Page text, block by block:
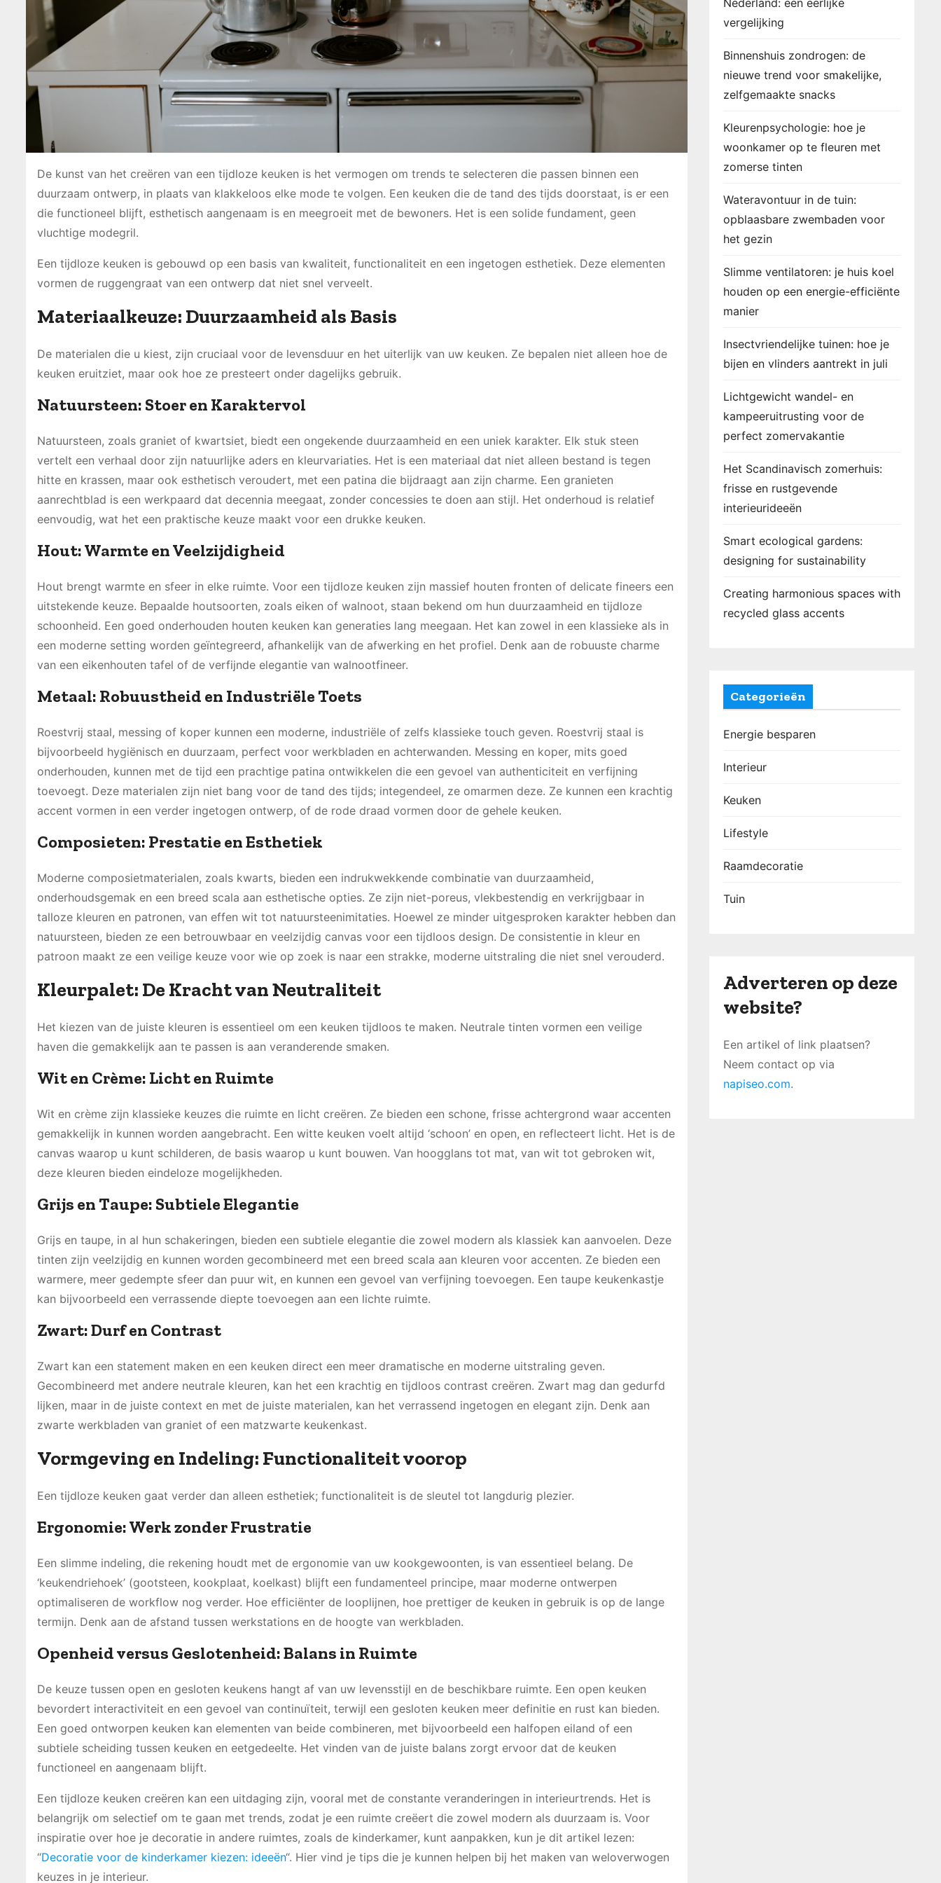
De kunst van het creëren van een tijdloze keuken is het vermogen om trends te selecteren die passen binnen een
duurzaam ontwerp, in plaats van klakkeloos elke mode te volgen. Een keuken die de tand des tijds doorstaat, is er een
die functioneel blijft, esthetisch aangenaam is en meegroeit met de bewoners. Het is een solide fundament, geen
vluchtige modegril.
Een tijdloze keuken is gebouwd op een basis van kwaliteit, functionaliteit en een ingetogen esthetiek. Deze elementen
vormen de ruggengraat van een ontwerp dat niet snel verveelt.
Materiaalkeuze: Duurzaamheid als Basis
De materialen die u kiest, zijn cruciaal voor de levensduur en het uiterlijk van uw keuken. Ze bepalen niet alleen hoe de
keuken eruitziet, maar ook hoe ze presteert onder dagelijks gebruik.
Natuursteen: Stoer en Karaktervol
Natuursteen, zoals graniet of kwartsiet, biedt een ongekende duurzaamheid en een uniek karakter. Elk stuk steen
vertelt een verhaal door zijn natuurlijke aders en kleurvariaties. Het is een materiaal dat niet alleen bestand is tegen
hitte en krassen, maar ook esthetisch veroudert, met een patina die bijdraagt aan zijn charme. Een granieten
aanrechtblad is een werkpaard dat decennia meegaat, zonder concessies te doen aan stijl. Het onderhoud is relatief
eenvoudig, wat het een praktische keuze maakt voor een drukke keuken.
Hout: Warmte en Veelzijdigheid
Hout brengt warmte en sfeer in elke ruimte. Voor een tijdloze keuken zijn massief houten fronten of delicate fineers een
uitstekende keuze. Bepaalde houtsoorten, zoals eiken of walnoot, staan bekend om hun duurzaamheid en tijdloze
schoonheid. Een goed onderhouden houten keuken kan generaties lang meegaan. Het kan zowel in een klassieke als in
een moderne setting worden geïntegreerd, afhankelijk van de afwerking en het profiel. Denk aan de robuuste charme
van een eikenhouten tafel of de verfijnde elegantie van walnootfineer.
Metaal: Robuustheid en Industriële Toets
Roestvrij staal, messing of koper kunnen een moderne, industriële of zelfs klassieke touch geven. Roestvrij staal is
bijvoorbeeld hygiënisch en duurzaam, perfect voor werkbladen en achterwanden. Messing en koper, mits goed
onderhouden, kunnen met de tijd een prachtige patina ontwikkelen die een gevoel van authenticiteit en verfijning
toevoegt. Deze materialen zijn niet bang voor de tand des tijds; integendeel, ze omarmen deze. Ze kunnen een krachtig
accent vormen in een verder ingetogen ontwerp, of de rode draad vormen door de gehele keuken.
Composieten: Prestatie en Esthetiek
Moderne composietmaterialen, zoals kwarts, bieden een indrukwekkende combinatie van duurzaamheid,
onderhoudsgemak en een breed scala aan esthetische opties. Ze zijn niet-poreus, vlekbestendig en verkrijgbaar in
talloze kleuren en patronen, van effen wit tot natuursteenimitaties. Hoewel ze minder uitgesproken karakter hebben dan
natuursteen, bieden ze een betrouwbaar en veelzijdig canvas voor een tijdloos design. De consistentie in kleur en
patroon maakt ze een veilige keuze voor wie op zoek is naar een strakke, moderne uitstraling die niet snel verouderd.
Kleurpalet: De Kracht van Neutraliteit
Het kiezen van de juiste kleuren is essentieel om een keuken tijdloos te maken. Neutrale tinten vormen een veilige
haven die gemakkelijk aan te passen is aan veranderende smaken.
Wit en Crème: Licht en Ruimte
Wit en crème zijn klassieke keuzes die ruimte en licht creëren. Ze bieden een schone, frisse achtergrond waar accenten
gemakkelijk in kunnen worden aangebracht. Een witte keuken voelt altijd ‘schoon’ en open, en reflecteert licht. Het is de
canvas waarop u kunt schilderen, de basis waarop u kunt bouwen. Van hoogglans tot mat, van wit tot gebroken wit,
deze kleuren bieden eindeloze mogelijkheden.
Grijs en Taupe: Subtiele Elegantie
Grijs en taupe, in al hun schakeringen, bieden een subtiele elegantie die zowel modern als klassiek kan aanvoelen. Deze
tinten zijn veelzijdig en kunnen worden gecombineerd met een breed scala aan kleuren voor accenten. Ze bieden een
warmere, meer gedempte sfeer dan puur wit, en kunnen een gevoel van verfijning toevoegen. Een taupe keukenkastje
kan bijvoorbeeld een verrassende diepte toevoegen aan een lichte ruimte.
Zwart: Durf en Contrast
Zwart kan een statement maken en een keuken direct een meer dramatische en moderne uitstraling geven.
Gecombineerd met andere neutrale kleuren, kan het een krachtig en tijdloos contrast creëren. Zwart mag dan gedurfd
lijken, maar in de juiste context en met de juiste materialen, kan het verrassend ingetogen en elegant zijn. Denk aan
zwarte werkbladen van graniet of een matzwarte keukenkast.
Vormgeving en Indeling: Functionaliteit voorop
Een tijdloze keuken gaat verder dan alleen esthetiek; functionaliteit is de sleutel tot langdurig plezier.
Ergonomie: Werk zonder Frustratie
Een slimme indeling, die rekening houdt met de ergonomie van uw kookgewoonten, is van essentieel belang. De
‘keukendriehoek’ (gootsteen, kookplaat, koelkast) blijft een fundamenteel principe, maar moderne ontwerpen
optimaliseren de workflow nog verder. Hoe efficiënter de looplijnen, hoe prettiger de keuken in gebruik is op de lange
termijn. Denk aan de afstand tussen werkstations en de hoogte van werkbladen.
Openheid versus Geslotenheid: Balans in Ruimte
De keuze tussen open en gesloten keukens hangt af van uw levensstijl en de beschikbare ruimte. Een open keuken
bevordert interactiviteit en een gevoel van continuïteit, terwijl een gesloten keuken meer definitie en rust kan bieden.
Een goed ontworpen keuken kan elementen van beide combineren, met bijvoorbeeld een halfopen eiland of een
subtiele scheiding tussen keuken en eetgedeelte. Het vinden van de juiste balans zorgt ervoor dat de keuken
functioneel en aangenaam blijft.
Een tijdloze keuken creëren kan een uitdaging zijn, vooral met de constante veranderingen in interieurtrends. Het is
belangrijk om selectief om te gaan met trends, zodat je een ruimte creëert die zowel modern als duurzaam is. Voor
inspiratie over hoe je decoratie in andere ruimtes, zoals de kinderkamer, kunt aanpakken, kun je dit artikel lezen:
“Decoratie voor de kinderkamer kiezen: ideeën“. Hier vind je tips die je kunnen helpen bij het maken van weloverwogen
keuzes in je interieur.
Nederland: een eerlijke
vergelijking
Binnenshuis zondrogen: de
nieuwe trend voor smakelijke,
zelfgemaakte snacks
Kleurenpsychologie: hoe je
woonkamer op te fleuren met
zomerse tinten
Wateravontuur in de tuin:
opblaasbare zwembaden voor
het gezin
Slimme ventilatoren: je huis koel
houden op een energie-efficiënte
manier
Insectvriendelijke tuinen: hoe je
bijen en vlinders aantrekt in juli
Lichtgewicht wandel- en
kampeeruitrusting voor de
perfect zomervakantie
Het Scandinavisch zomerhuis:
frisse en rustgevende
interieurideeën
Smart ecological gardens:
designing for sustainability
Creating harmonious spaces with
recycled glass accents
Categorieën
Energie besparen
Interieur
Keuken
Lifestyle
Raamdecoratie
Tuin
Adverteren op deze
website?
Een artikel of link plaatsen?
Neem contact op via
napiseo.com.